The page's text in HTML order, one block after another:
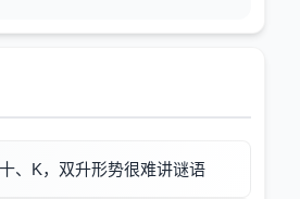
、K，双升形势很难讲谜语